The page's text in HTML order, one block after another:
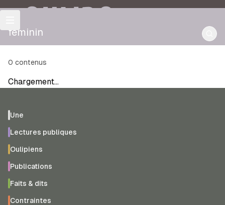
OULIPO
féminin
0 contenus
Chargement…
Une
Lectures publiques
Oulipiens
Publications
Faits & dits
Contraintes